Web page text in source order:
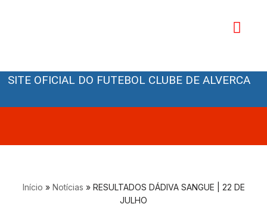
conteúdo
SITE OFICIAL DO FUTEBOL CLUBE DE ALVERCA
Início » Notícias » RESULTADOS DÁDIVA SANGUE | 22 DE
JULHO